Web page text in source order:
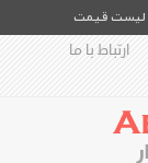
لیست قیمت
ارتباط با ما